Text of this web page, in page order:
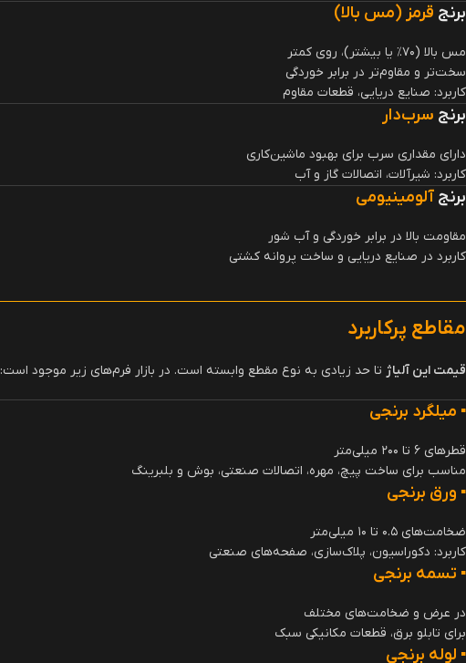
برنج قرمز (مس بالا)
مس بالا (۷۰٪ یا بیشتر)، روی کمتر
سخت‌تر و مقاوم‌تر در برابر خوردگی
کاربرد: صنایع دریایی، قطعات مقاوم
برنج سرب‌دار
دارای مقداری سرب برای بهبود ماشین‌کاری
کاربرد: شیرآلات، اتصالات گاز و آب
برنج آلومینیومی
مقاومت بالا در برابر خوردگی و آب شور
کاربرد در صنایع دریایی و ساخت پروانه کشتی
مقاطع پرکاربرد
قیمت این آلیاژ تا حد زیادی به نوع مقطع وابسته است. در بازار فرم‌های زیر موجود است:
▪️ میلگرد برنجی
قطرهای ۶ تا ۲۰۰ میلی‌متر
مناسب برای ساخت پیچ، مهره، اتصالات صنعتی، بوش و بلبرینگ
▪️ ورق برنجی
ضخامت‌های ۰.۵ تا ۱۰ میلی‌متر
کاربرد: دکوراسیون، پلاک‌سازی، صفحه‌های صنعتی
▪️ تسمه برنجی
در عرض و ضخامت‌های مختلف
برای تابلو برق، قطعات مکانیکی سبک
▪️ لوله برنجی